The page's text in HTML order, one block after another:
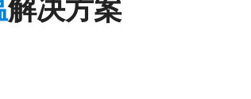
解决方案